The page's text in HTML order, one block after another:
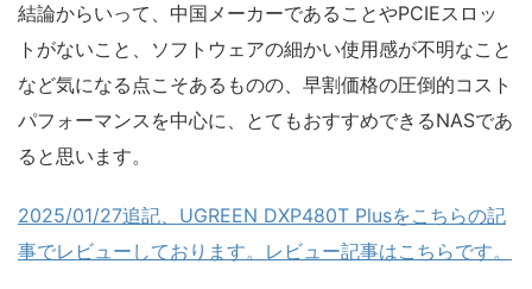
結論からいって、中国メーカーであることやPCIEスロッ
トがないこと、ソフトウェアの細かい使用感が不明なこと
など気になる点こそあるものの、早割価格の圧倒的コスト
パフォーマンスを中心に、とてもおすすめできるNASであ
ると思います。
2025/01/27追記、UGREEN DXP480T Plusをこちらの記
事でレビューしております。レビュー記事はこちらです。